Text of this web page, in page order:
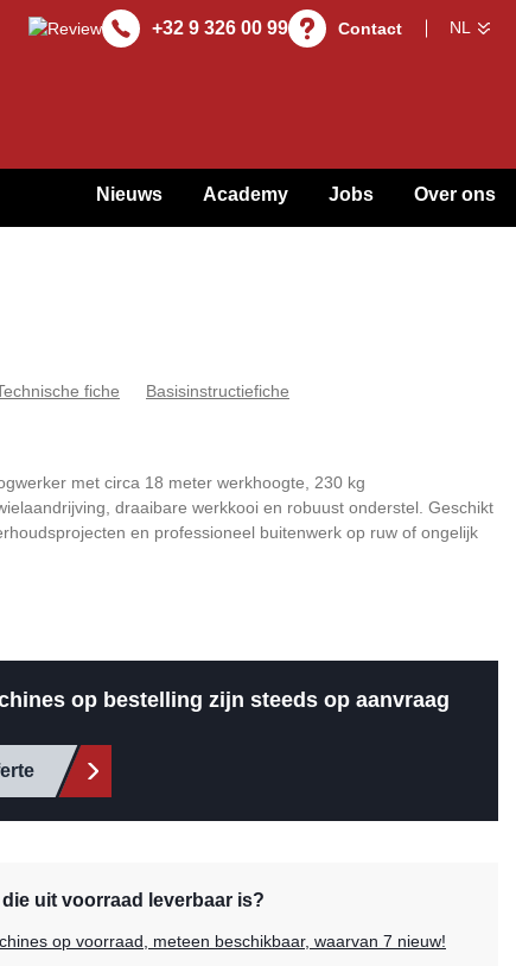
+32 9 326 00 99 Contact
Nieuws Academy Jobs Over ons
fiche Basisinstructiefiche
met circa 18 meter werkhoogte, 230 kg
draaibare werkkooi en robuust onderstel. Geschikt
en professioneel buitenwerk op ruw of ongelijk
op bestelling zijn steeds op aanvraag
uit voorraad leverbaar is?
op voorraad, meteen beschikbaar, waarvan 7 nieuw!